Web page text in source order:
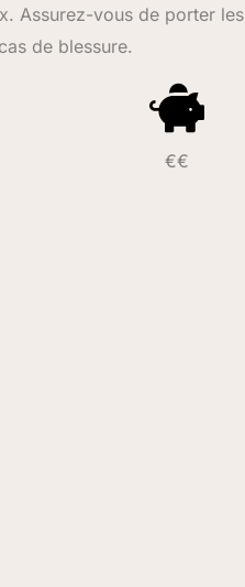
Assurez-vous de porter les
de blessure.
€€